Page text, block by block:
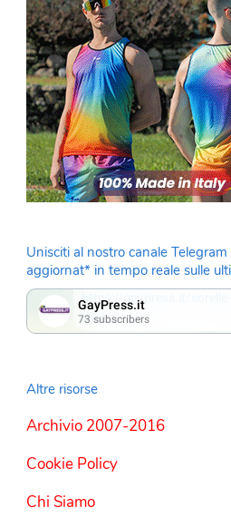
Unisciti al nostro canale
aggiornat* in tempo reale sulle
Altre risorse
Archivio 2007-2016
Cookie Policy
Chi Siamo